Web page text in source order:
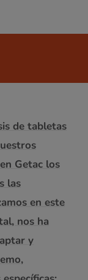
de tabletas
Getac los
las
en este
nos ha
y